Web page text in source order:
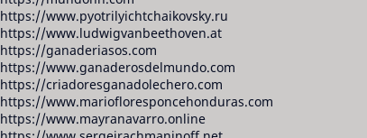
https://www.pyotrilyichtchaikovsky.ru
https://www.ludwigvanbeethoven.at
https://ganaderiasos.com
https://www.ganaderosdelmundo.com
https://criadoresganadolechero.com
https://www.mariofloresponcehonduras.com
https://www.mayranavarro.online